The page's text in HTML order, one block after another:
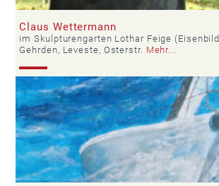
Claus Wettermann
im Skulpturengarten Lothar Feige
Gehrden, Leveste, Osterstr. Mehr...